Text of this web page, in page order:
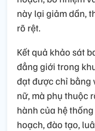
này lại giảm dần,
rõ rệt.
Kết quả khảo sát
đẳng giới trong
đạt được chỉ bằng
nữ, mà phụ thuộc
hành của hệ
hoạch, đào tạo,